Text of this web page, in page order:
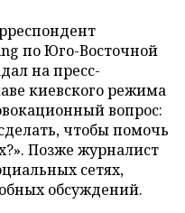
по Юго-Восточной
на пресс-
киевского режима
вопрос:
чтобы помочь
Позже журналист
сетях,
обсуждений.